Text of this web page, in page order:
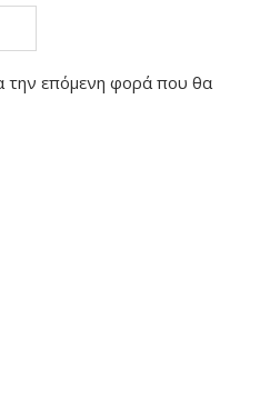
την επόμενη φορά που θα